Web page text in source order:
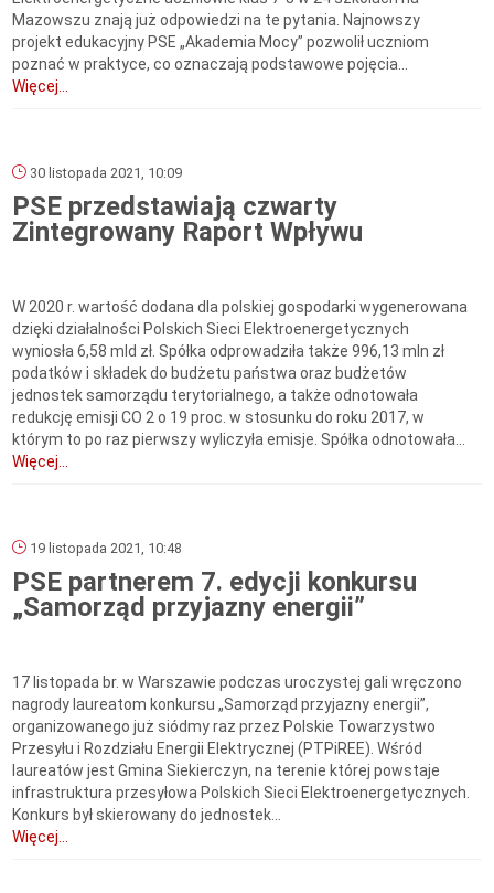
Mazowszu znają już odpowiedzi na te pytania. Najnowszy
projekt edukacyjny PSE „Akademia Mocy” pozwolił uczniom
poznać w praktyce, co oznaczają podstawowe pojęcia...
Więcej...
30 listopada 2021, 10:09
PSE przedstawiają czwarty
Zintegrowany Raport Wpływu
W 2020 r. wartość dodana dla polskiej gospodarki wygenerowana
dzięki działalności Polskich Sieci Elektroenergetycznych
wyniosła 6,58 mld zł. Spółka odprowadziła także 996,13 mln zł
podatków i składek do budżetu państwa oraz budżetów
jednostek samorządu terytorialnego, a także odnotowała
redukcję emisji CO 2 o 19 proc. w stosunku do roku 2017, w
którym to po raz pierwszy wyliczyła emisje. Spółka odnotowała...
Więcej...
19 listopada 2021, 10:48
PSE partnerem 7. edycji konkursu
„Samorząd przyjazny energii”
17 listopada br. w Warszawie podczas uroczystej gali wręczono
nagrody laureatom konkursu „Samorząd przyjazny energii”,
organizowanego już siódmy raz przez Polskie Towarzystwo
Przesyłu i Rozdziału Energii Elektrycznej (PTPiREE). Wśród
laureatów jest Gmina Siekierczyn, na terenie której powstaje
infrastruktura przesyłowa Polskich Sieci Elektroenergetycznych.
Konkurs był skierowany do jednostek...
Więcej...